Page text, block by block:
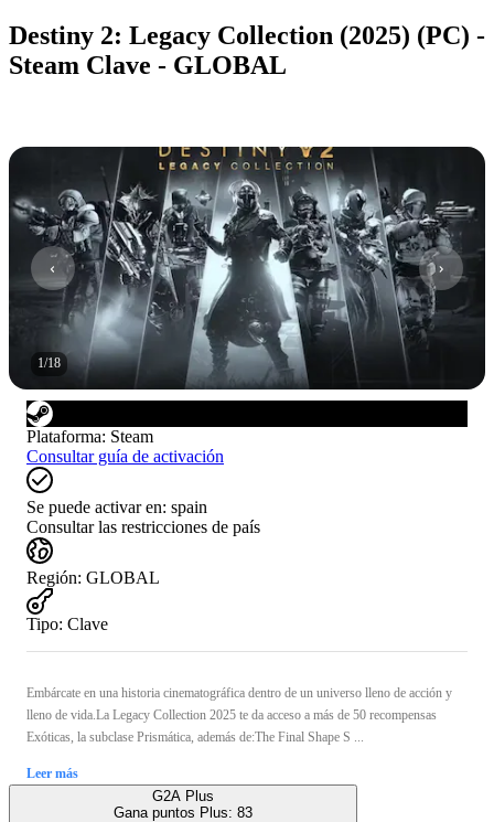
Destiny 2: Legacy Collection (2025) (PC) -
Steam Clave - GLOBAL
1/18
Plataforma: Steam
Consultar guía de activación
Se puede activar en: spain
Consultar las restricciones de país
Región: GLOBAL
Tipo: Clave
Embárcate en una historia cinematográfica dentro de un universo lleno de acción y
lleno de vida.La Legacy Collection 2025 te da acceso a más de 50 recompensas
Exóticas, la subclase Prismática, además de:The Final Shape S ...
Leer más
G2A Plus
Gana puntos Plus: 83